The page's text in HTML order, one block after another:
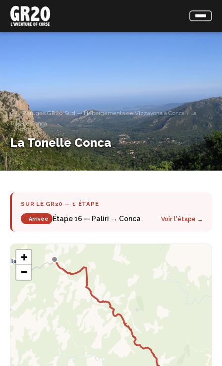
›Refuges GR20 Sud — Hébergements de Vizzavona à Conca›La
Tonelle Conca
La Tonelle Conca
SUR LE GR20 — 1 ÉTAPE
↓ Arrivée Étape 16 — Paliri → Conca Voir l'étape →
+
−